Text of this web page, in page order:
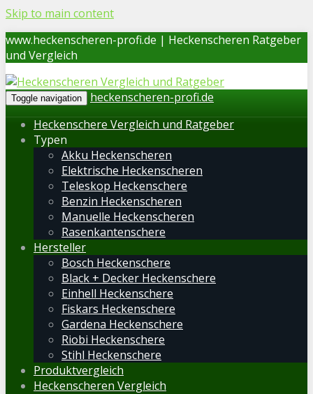
Skip to main content
www.heckenscheren-profi.de | Heckenscheren Ratgeber
und Vergleich
Toggle navigation
heckenscheren-profi.de
Heckenschere Vergleich und Ratgeber
Typen
Akku Heckenscheren
Elektrische Heckenscheren
Teleskop Heckenschere
Benzin Heckenscheren
Manuelle Heckenscheren
Rasenkantenschere
Hersteller
Bosch Heckenschere
Black + Decker Heckenschere
Einhell Heckenschere
Fiskars Heckenschere
Gardena Heckenschere
Riobi Heckenschere
Stihl Heckenschere
Produktvergleich
Heckenscheren Vergleich